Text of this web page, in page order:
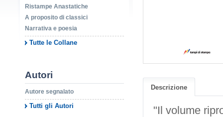
Ristampe Anastatiche
A proposito di classici
Narrativa e poesia
Tutte le Collane
Autori
Autore segnalato
Tutti gli Autori
Descrizione
"Il volume